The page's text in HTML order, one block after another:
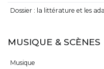
Dossier : la littérature et les
MUSIQUE & SCÈNES
Musique